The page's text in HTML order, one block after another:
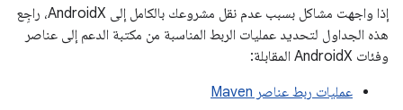
إذا واجهت مشاكل بسبب عدم نقل مشروعك بالكامل إلى AndroidX، راجِع
هذه الجداول لتحديد عمليات الربط المناسبة من مكتبة الدعم إلى عناصر
وفئات AndroidX المقابلة:
عمليات ربط عناصر Maven